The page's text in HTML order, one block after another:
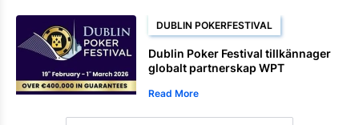
DUBLIN POKERFESTIVAL
Dublin Poker Festival tillkännager
globalt partnerskap WPT
Read More